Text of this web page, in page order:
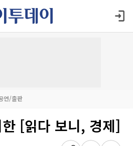
연/출판
[읽다 보니, 경제]